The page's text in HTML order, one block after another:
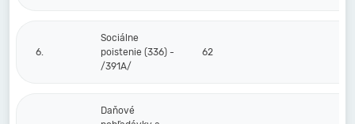
6.
Sociálne
poistenie (336) -
/391A/
62
Daňové